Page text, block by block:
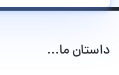
داستان ما...